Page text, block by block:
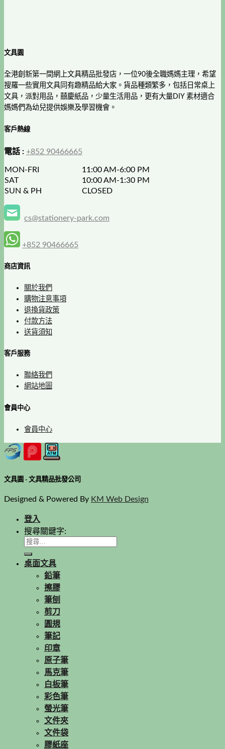
文具園
全港創新第一間網上文具精品批發店，一位90後全職媽媽主理，希望
搜羅一些實用文具同有趣精品給大家。貨品種類繁多，包括日常桌上
文具，派對用品，囍慶紙品，少量生活用品，更有大量DIY 素材適合
媽媽們為幼兒提供娛樂及學習機會。
客戶熱線
電話 : +852 90466665
MON-FRI
11:00 AM-6:00 PM
SAT
10:00 AM-1:30 PM
SUN & PH
CLOSED
cs@stationery-park.com
+852 90466665
商店資訊
關於我們
購物注意事項
退換貨政策
付款方法
送貨須知
客戶服務
聯絡我們
網站地圖
會員中心
會員中心
文具園 - 文具精品批發公司
Designed & Powered By KM Web Design
登入
搜尋關鍵字:
桌面文具
鉛筆
擦膠
筆刨
剪刀
圓規
筆記
印章
原子筆
馬克筆
白板筆
彩色筆
螢光筆
文件夾
文件袋
膠紙座